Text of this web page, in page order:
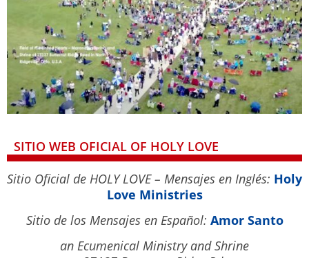
SITIO WEB OFICIAL OF HOLY LOVE
Sitio Oficial de HOLY LOVE – Mensajes en Inglés: Holy
Love Ministries
Sitio de los Mensajes en Español: Amor Santo
an Ecumenical Ministry and Shrine